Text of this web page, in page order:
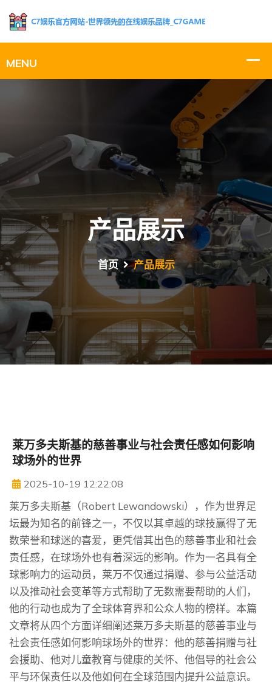
产品展示
首页 产品展示
莱万多夫斯基的慈善事业与社会责任感如何影响
球场外的世界
2025-10-19 12:22:08
莱万多夫斯基（Robert Lewandowski），作为世界足
坛最为知名的前锋之一，不仅以其卓越的球技赢得了无
数荣誉和球迷的喜爱，更凭借其出色的慈善事业和社会
责任感，在球场外也有着深远的影响。作为一名具有全
球影响力的运动员，莱万不仅通过捐赠、参与公益活动
以及推动社会变革等方式帮助了无数需要帮助的人们，
他的行动也成为了全球体育界和公众人物的榜样。本篇
文章将从四个方面详细阐述莱万多夫斯基的慈善事业与
社会责任感如何影响球场外的世界：他的慈善捐赠与社
会援助、他对儿童教育与健康的关怀、他倡导的社会公
平与环保责任以及他如何在全球范围内提升公益意识。